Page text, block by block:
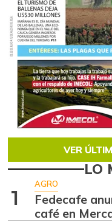
VER
LO
1
AGRO
Fedecafe
café en